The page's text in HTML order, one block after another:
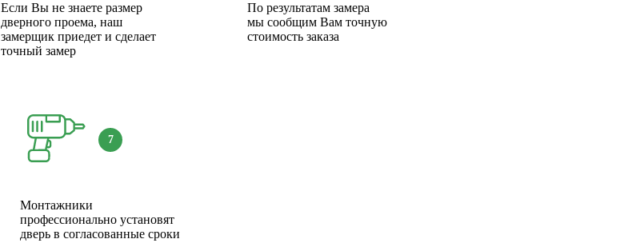
Если Вы не знаете размер
дверного проема, наш
замерщик приедет и сделает
точный замер
По результатам замера
мы сообщим Вам точную
стоимость заказа
7
Монтажники
профессионально установят
дверь в согласованные сроки